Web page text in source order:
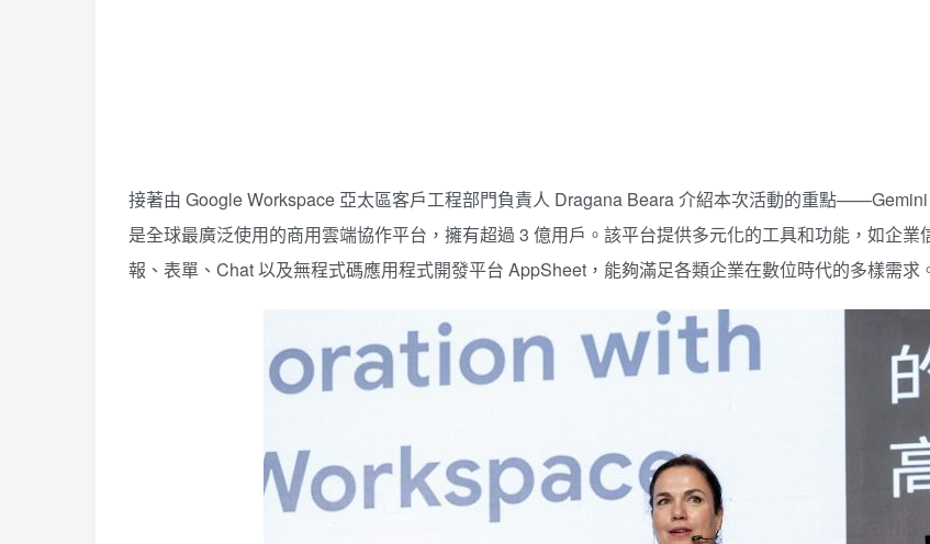
接著由 Google Workspace 亞太區客戶工程部門負責人 Dragana Beara 介紹本次活動的重點
是全球最廣泛使用的商用雲端協作平台，擁有超過 3 億用戶。該平台提供多元化的工具和功能，如企
報、表單、Chat 以及無程式碼應用程式開發平台 AppSheet，能夠滿足各類企業在數位時代的多樣需求